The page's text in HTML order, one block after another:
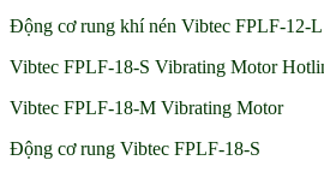
Động cơ rung khí nén Vibtec FPLF-12-L
Vibtec FPLF-18-S Vibrating Motor
Vibtec FPLF-18-M Vibrating Motor
Động cơ rung Vibtec FPLF-18-S